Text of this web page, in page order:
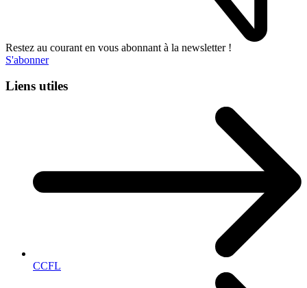
Restez au courant en vous abonnant à la newsletter !
S'abonner
Liens utiles
CCFL